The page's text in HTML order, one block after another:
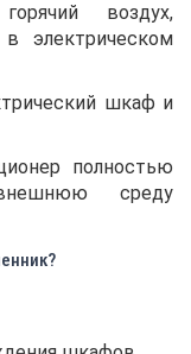
воздух,
электрическом
шкаф и
полностью
среду